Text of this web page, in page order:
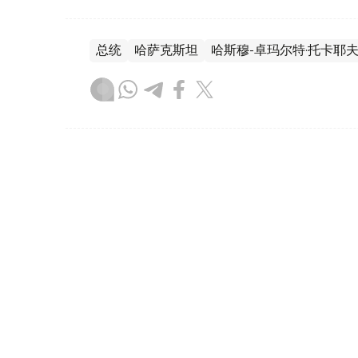
总统 哈萨克斯坦 哈斯穆-卓玛尔特·托卡耶夫